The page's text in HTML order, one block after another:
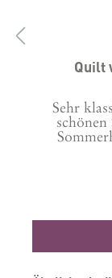
Quilt
Sehr